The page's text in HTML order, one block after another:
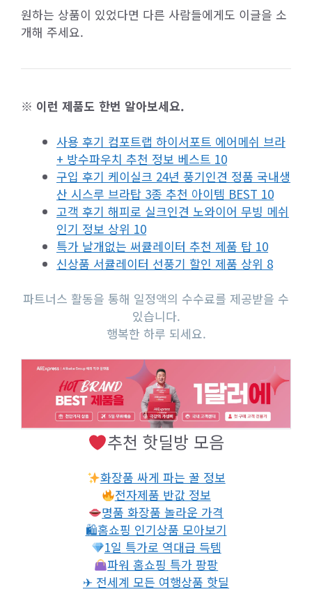
원하는 상품이 있었다면 다른 사람들에게도 이글을 소
개해 주세요.
※ 이런 제품도 한번 알아보세요.
사용 후기 컴포트랩 하이서포트 에어메쉬 브라
+ 방수파우치 추천 정보 베스트 10
구입 후기 케이실크 24년 풍기인견 정품 국내생
산 시스루 브라탑 3종 추천 아이템 BEST 10
고객 후기 해피로 실크인견 노와이어 무빙 메쉬
인기 정보 상위 10
특가 날개없는 써큘레이터 추천 제품 탑 10
신상품 서큘레이터 선풍기 할인 제품 상위 8
파트너스 활동을 통해 일정액의 수수료를 제공받을 수
있습니다.
행복한 하루 되세요.
추천 핫딜방 모음
화장품 싸게 파는 꿀 정보
전자제품 반값 정보
명품 화장품 놀라운 가격
🛍홈쇼핑 인기상품 모아보기
1일 특가로 역대급 득템
파워 홈쇼핑 특가 팡팡
✈ 전세계 모든 여행상품 핫딜